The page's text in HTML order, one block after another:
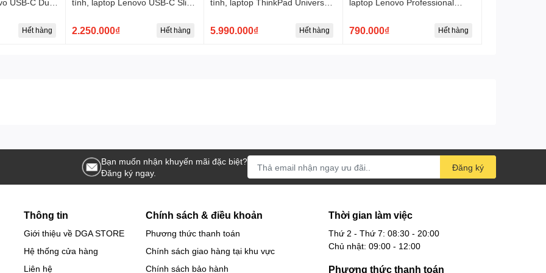
riêng cho Lenovo mà còn hỗ trợ các thương hiệu khác sử dụng chuẩn USB-C hoặc USB-A, bao gồm Dell, HP, Asus và
từ các vật liệu chất lượng cao, đáp ứng nhu cầu sử dụng liên tục và bền bỉ trong thời gian dài.
Hybrid USB-C with USB-A Dock
bàn phím, chuột, ổ cứng,...
nối tập trung.
USB-C Dual
Hết hàng
tính, laptop Lenovo USB-C Slim
2.250.000₫ Hết hàng
tính, laptop ThinkPad Universal
5.990.000₫ Hết hàng
laptop Lenovo Professional
790.000₫ Hết hàng
Bạn muốn nhận khuyến mãi đặc biệt?
Đăng ký ngay.
Đăng ký
Thông tin
Giới thiệu về DGA STORE
Hệ thống cửa hàng
Liên hệ
Chính sách & điều khoản
Phương thức thanh toán
Chính sách giao hàng tại khu vực
Chính sách bảo hành
Thời gian làm việc
Thứ 2 - Thứ 7: 08:30 - 20:00
Chủ nhật: 09:00 - 12:00
Phương thức thanh toán